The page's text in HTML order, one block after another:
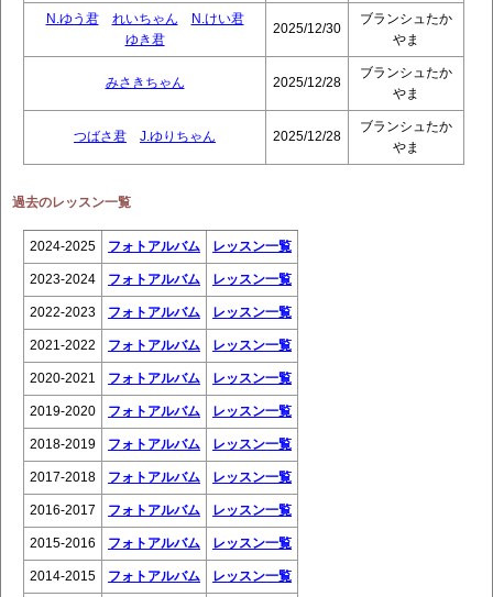
N.ゆう君 れいちゃん
N.けい君
ゆき君
2025/12/30
ブランシュたか
やま
みさきちゃん 2025/12/28
ブランシュたか
やま
つばさ君 J.ゆりちゃん 2025/12/28
ブランシュたか
やま
過去のレッスン一覧
2024-2025 フォトアルバム レッスン一覧
2023-2024 フォトアルバム レッスン一覧
2022-2023 フォトアルバム レッスン一覧
2021-2022 フォトアルバム レッスン一覧
2020-2021 フォトアルバム レッスン一覧
2019-2020 フォトアルバム レッスン一覧
2018-2019 フォトアルバム レッスン一覧
2017-2018 フォトアルバム レッスン一覧
2016-2017 フォトアルバム レッスン一覧
2015-2016 フォトアルバム レッスン一覧
2014-2015 フォトアルバム レッスン一覧